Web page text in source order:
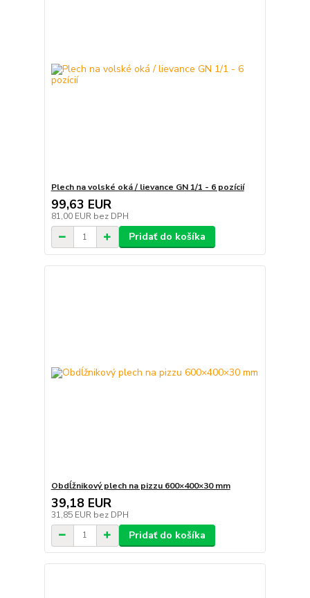
Plech na volské oká / lievance GN 1/1 - 6 pozícií
99,63 EUR
81,00 EUR bez DPH
Pridať do košíka
Obdĺžnikový plech na pizzu 600×400×30 mm
39,18 EUR
31,85 EUR bez DPH
Pridať do košíka